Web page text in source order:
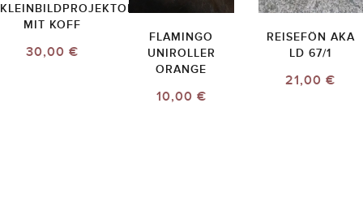
KLEINBILDPROJEKTOR
MIT KOFF
30,00 €
FLAMINGO
UNIROLLER
ORANGE
10,00 €
REISEFÖN AKA
LD 67/1
21,00 €